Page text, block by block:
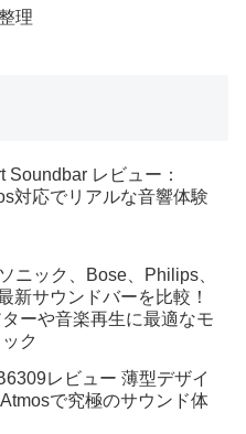
理
Soundbar レビュー：
対応でリアルな音響体験
ニック、Bose、Philips、
新サウンドバーを比較！
ーや音楽再生に最適なモ
ク
レビュー 薄型デザイ
で究極のサウンド体